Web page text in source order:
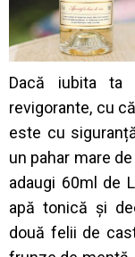
Dacă iubita ta
revigorante, cu
este cu
un pahar mare
adaugi 60ml de
apă tonică și
două felii de